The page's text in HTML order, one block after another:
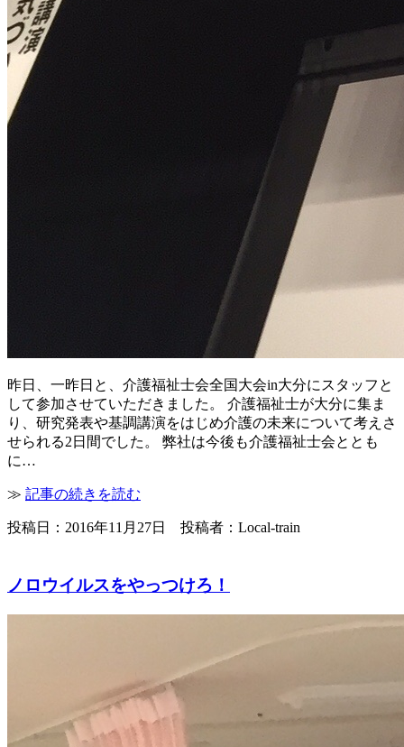
昨日、一昨日と、介護福祉士会全国大会in大分にスタッフと
して参加させていただきました。 介護福祉士が大分に集ま
り、研究発表や基調講演をはじめ介護の未来について考えさ
せられる2日間でした。 弊社は今後も介護福祉士会ととも
に…
≫ 記事の続きを読む
投稿日：2016年11月27日 投稿者：Local-train
ノロウイルスをやっつけろ！